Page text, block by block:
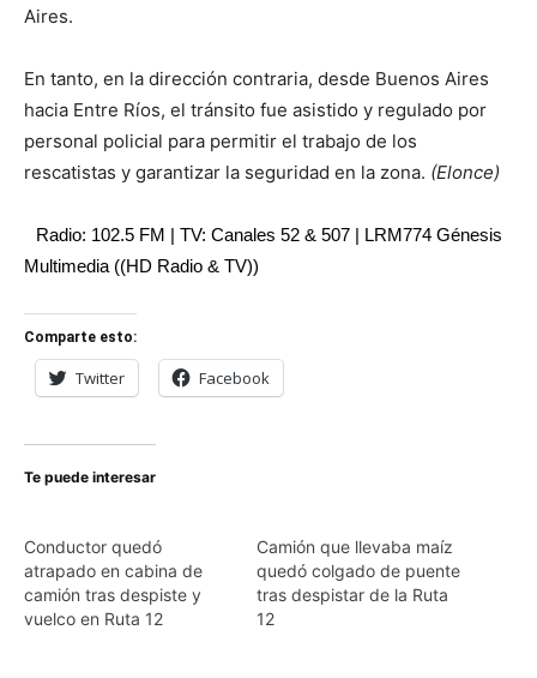
Aires.
En tanto, en la dirección contraria, desde Buenos Aires
hacia Entre Ríos, el tránsito fue asistido y regulado por
personal policial para permitir el trabajo de los
rescatistas y garantizar la seguridad en la zona. (Elonce)
Radio: 102.5 FM | TV: Canales 52 & 507 | LRM774 Génesis
Multimedia ((HD Radio & TV))
Comparte esto:
Twitter Facebook
Te puede interesar
Conductor quedó
atrapado en cabina de
camión tras despiste y
vuelco en Ruta 12
Camión que llevaba maíz
quedó colgado de puente
tras despistar de la Ruta
12